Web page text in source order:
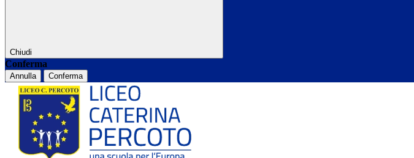
Chiudi
Conferma
Annulla Conferma